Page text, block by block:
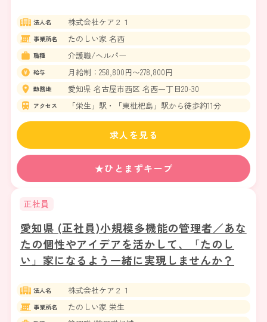
法人名 株式会社ケア２１
事業所名 たのしい家 名西
職種 介護職/ヘルパー
給与 月給制：258,800円〜278,800円
勤務地 愛知県 名古屋市西区 名西一丁目20-30
アクセス 「栄生」駅・「東枇杷島」駅から徒歩約11分
★ひとまずキープ
求人を見る
正社員
愛知県 (正社員)小規模多機能の管理者／あな
たの個性やアイデアを活かして、「たのし
い」家になるよう一緒に実現しませんか？
法人名 株式会社ケア２１
事業所名 たのしい家 栄生